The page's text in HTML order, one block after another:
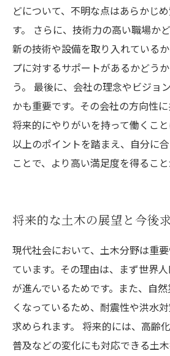
どについて、不明な点はあらかじ
す。 さらに、技術力の高い職場か
新の技術や設備を取り入れている
プに対するサポートがあるかどう
う。 最後に、会社の理念やビジョ
かも重要です。その会社の方向性に
将来的にやりがいを持って働くこと
以上のポイントを踏まえ、自分に
ことで、より高い満足度を得ること
将来的な土木の展望と今後
現代社会において、土木分野は重
ています。その理由は、まず世界
が進んでいるためです。また、自
くなっているため、耐震性や洪水
求められます。 将来的には、高齢
普及などの変化にも対応できる土